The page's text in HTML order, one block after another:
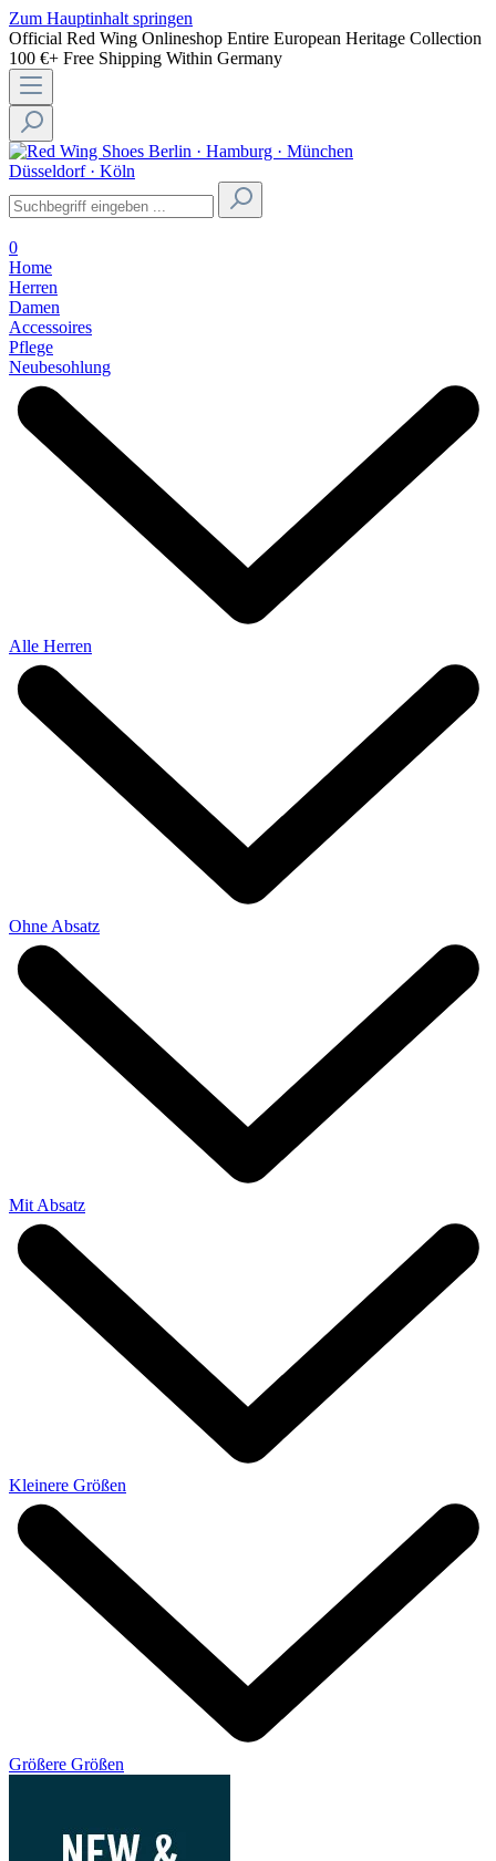
Zum Hauptinhalt springen
Official Red Wing Onlineshop Entire European Heritage Collection
100 €+ Free Shipping Within Germany
Berlin · Hamburg · München
Düsseldorf · Köln
0
Home
Herren
Damen
Accessoires
Pflege
Neubesohlung
Alle Herren
Ohne Absatz
Mit Absatz
Kleinere Größen
Größere Größen